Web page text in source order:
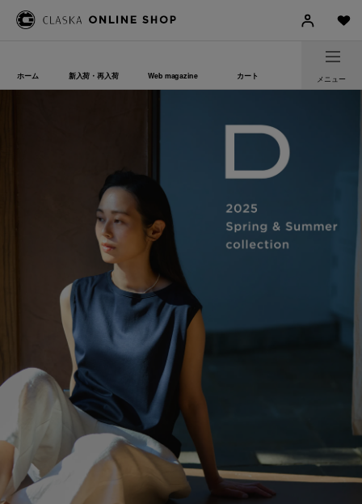
ホーム 新入荷・再入荷 Web magazine カート メニュー